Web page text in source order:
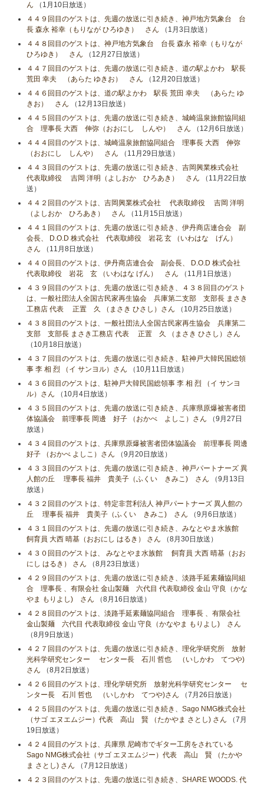
ん （1月10日放送）
４４９回目のゲストは、先週の放送に引き続き、神戸地方気象台 台
長 森永 裕幸（もりなが ひろゆき） さん （1月3日放送）
４４８回目のゲストは、神戸地方気象台 台長 森永 裕幸（もりなが
ひろゆき） さん （12月27日放送）
４４７回目のゲストは、先週の放送に引き続き、道の駅よかわ 駅長
荒田 幸夫 （あらた ゆきお） さん （12月20日放送）
４４６回目のゲストは、道の駅よかわ 駅長 荒田 幸夫 （あらた ゆ
きお） さん （12月13日放送）
４４５回目のゲストは、先週の放送に引き続き、城崎温泉旅館協同組
合 理事長 大西 伸弥（おおにし しんや） さん （12月6日放送）
４４４回目のゲストは、城崎温泉旅館協同組合 理事長 大西 伸弥
（おおにし しんや） さん （11月29日放送）
４４３回目のゲストは、先週の放送に引き続き、吉岡興業株式会社
代表取締役 吉岡 洋明（よしおか ひろあき） さん （11月22日放
送）
４４２回目のゲストは、吉岡興業株式会社 代表取締役 吉岡 洋明
（よしおか ひろあき） さん （11月15日放送）
４４１回目のゲストは、先週の放送に引き続き、伊丹商店連合会 副
会長、 D.O.D 株式会社 代表取締役 岩花 玄 （いわはな げん）
さん （11月8日放送）
４４０回目のゲストは、伊丹商店連合会 副会長、 D.O.D 株式会社
代表取締役 岩花 玄 （いわはな げん） さん （11月1日放送）
４３９回目のゲストは、先週の放送に引き続き、４３８回目のゲスト
は、一般社団法人全国古民家再生協会 兵庫第二支部 支部長 まさき
工務店 代表 正置 久 （まさき ひさし）さん （10月25日放送）
４３８回目のゲストは、一般社団法人全国古民家再生協会 兵庫第二
支部 支部長 まさき工務店 代表 正置 久 （まさき ひさし）さん
（10月18日放送）
４３７回目のゲストは、先週の放送に引き続き、駐神戸大韓民国総領
事 李 相 烈 （イ サンヨル）さん （10月11日放送）
４３６回目のゲストは、駐神戸大韓民国総領事 李 相 烈 （イ サンヨ
ル）さん （10月4日放送）
４３５回目のゲストは、先週の放送に引き続き、兵庫県原爆被害者団
体協議会 前理事長 岡邊 好子 （おかべ よしこ）さん （9月27日
放送）
４３４回目のゲストは、兵庫県原爆被害者団体協議会 前理事長 岡邊
好子 （おかべ よしこ）さん （9月20日放送）
４３３回目のゲストは、先週の放送に引き続き、神戸パートナーズ 異
人館の丘 理事長 福井 貴美子（ふくい きみこ) さん （9月13日
放送）
４３２回目のゲストは、特定非営利法人 神戸パートナーズ 異人館の
丘 理事長 福井 貴美子（ふくい きみこ) さん （9月6日放送）
４３１回目のゲストは、先週の放送に引き続き、みなとやま水族館
飼育員 大西 晴基（おおにし はるき） さん （8月30日放送）
４３０回目のゲストは、 みなとやま水族館 飼育員 大西 晴基（おお
にし はるき） さん （8月23日放送）
４２９回目のゲストは、先週の放送に引き続き、淡路手延素麺協同組
合 理事長 、有限会社 金山製麺 六代目 代表取締役 金山 守良（かな
やま もりよし) さん （8月16日放送）
４２８回目のゲストは、淡路手延素麺協同組合 理事長 、有限会社
金山製麺 六代目 代表取締役 金山 守良（かなやま もりよし) さん
（8月9日放送）
４２７回目のゲストは、先週の放送に引き続き、理化学研究所 放射
光科学研究センター センター長 石川 哲也 （いしかわ てつや)
さん （8月2日放送）
４２６回目のゲストは、理化学研究所 放射光科学研究センター セ
ンター長 石川 哲也 （いしかわ てつや)さん （7月26日放送）
４２５回目のゲストは、先週の放送に引き続き、Sago NMG株式会社
（サゴ エヌエムジー）代表 高山 賢 （たかやま さとし) さん （7月
19日放送）
４２４回目のゲストは、兵庫県 尼崎市でギター工房をされている
Sago NMG株式会社（サゴ エヌエムジー）代表 高山 賢 （たかや
ま さとし) さん （7月12日放送）
４２３回目のゲストは、先週の放送に引き続き、SHARE WOODS. 代